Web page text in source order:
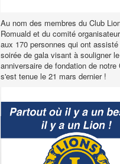
Au nom des membres du Club
Romuald et du comité
aux 170 personnes qui ont
soirée de gala visant à souligner
anniversaire de fondation de notre
s'est tenue le 21 mars dernier !